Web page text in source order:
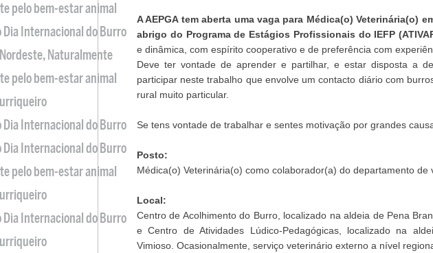
A AEPGA tem aberta uma vaga para Médica(o) Veterinária(o)
abrigo do Programa de Estágios Profissionais do IEFP
e dinâmica, com espírito cooperativo e de preferência com
Deve ter vontade de aprender e partilhar, e estar disposta a
participar neste trabalho que envolve um contacto diário com
rural muito particular.
Se tens vontade de trabalhar e sentes motivação por grandes
Posto:
Médica(o) Veterinária(o) como colaborador(a) do departamento de
Local:
Centro de Acolhimento do Burro, localizado na aldeia de Pena
e Centro de Atividades Lúdico-Pedagógicas, localizado na
Vimioso. Ocasionalmente, serviço veterinário externo a nível
pelo bem-estar animal
Dia Internacional do Burro
Naturalmente
pelo bem-estar animal
Dia Internacional do Burro
Dia Internacional do Burro
pelo bem-estar animal
Dia Internacional do Burro